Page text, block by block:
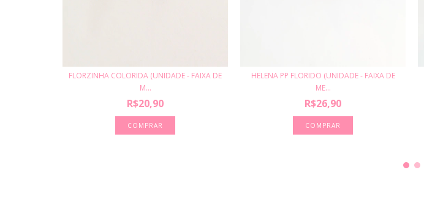
FLORZINHA COLORIDA (UNIDADE - FAIXA DE
M...
R$20,90
HELENA PP FLORIDO (UNIDADE - FAIXA DE
ME...
R$26,90